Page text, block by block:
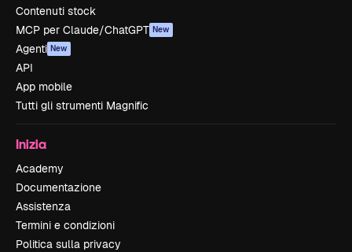
Contenuti stock
MCP per Claude/ChatGPT New
Agenti New
API
App mobile
Tutti gli strumenti Magnific
Inizia
Academy
Documentazione
Assistenza
Termini e condizioni
Politica sulla privacy